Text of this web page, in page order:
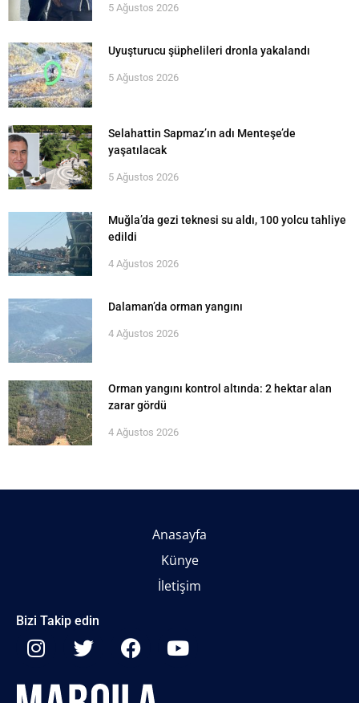
5 Ağustos 2026
Uyuşturucu şüphelileri dronla yakalandı
5 Ağustos 2026
Selahattin Sapmaz’ın adı Menteşe’de
yaşatılacak
5 Ağustos 2026
Muğla’da gezi teknesi su aldı, 100 yolcu tahliye
edildi
4 Ağustos 2026
Dalaman’da orman yangını
4 Ağustos 2026
Orman yangını kontrol altında: 2 hektar alan
zarar gördü
4 Ağustos 2026
Anasayfa
Künye
İletişim
Bizi Takip edin